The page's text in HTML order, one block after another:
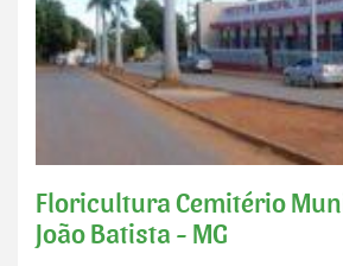
Floricultura Cemitério
João Batista - MG